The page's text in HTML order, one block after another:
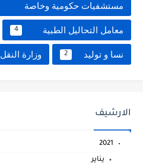
مستشفيات حكومية وخاصة
معامل التحاليل الطبية 4
نسا و توليد 2 وزارة النقل
الارشيف
2021
يناير